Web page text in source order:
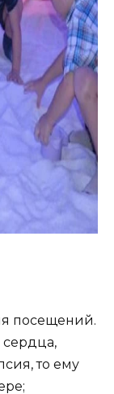
посещений.
сердца,
то ему